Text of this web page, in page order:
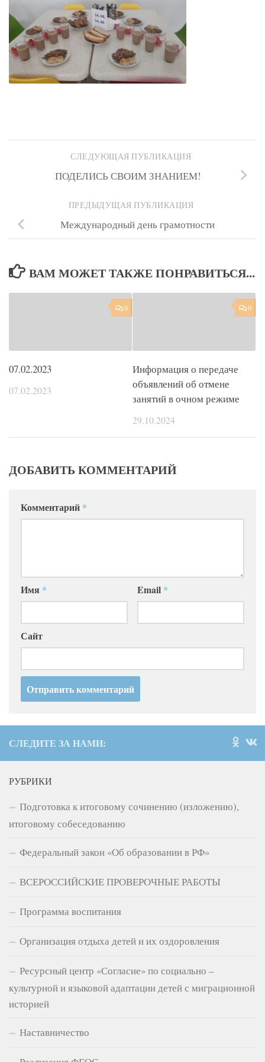
СЛЕДУЮЩАЯ ПУБЛИКАЦИЯ
ПОДЕЛИСЬ СВОИМ ЗНАНИЕМ!
ПРЕДЫДУЩАЯ ПУБЛИКАЦИЯ
Международный день грамотности
ВАМ МОЖЕТ ТАКЖЕ ПОНРАВИТЬСЯ...
0
07.02.2023
07.02.2023
0
Информация о передаче
объявлений об отмене
занятий в очном режиме
29.10.2024
ДОБАВИТЬ КОММЕНТАРИЙ
Комментарий *
Имя * Email *
Сайт
СЛЕДИТЕ ЗА НАМИ:
РУБРИКИ
Подготовка к итоговому сочинению (изложению),
итоговому собеседованию
Федеральный закон «Об образовании в РФ»
ВСЕРОССИЙСКИЕ ПРОВЕРОЧНЫЕ РАБОТЫ
Программа воспитания
Организация отдыха детей и их оздоровления
Ресурсный центр «Согласие» по социально –
культурной и языковой адаптации детей с миграционной
историей
Наставничество